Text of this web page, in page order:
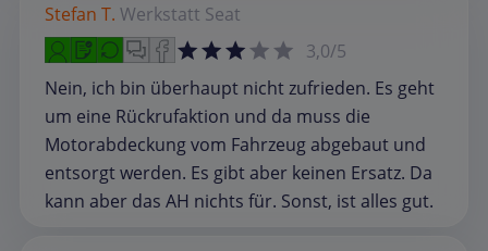
Stefan T. Werkstatt Seat
3,0/5
Nein, ich bin überhaupt nicht zufrieden. Es geht
um eine Rückrufaktion und da muss die
Motorabdeckung vom Fahrzeug abgebaut und
entsorgt werden. Es gibt aber keinen Ersatz. Da
kann aber das AH nichts für. Sonst, ist alles gut.